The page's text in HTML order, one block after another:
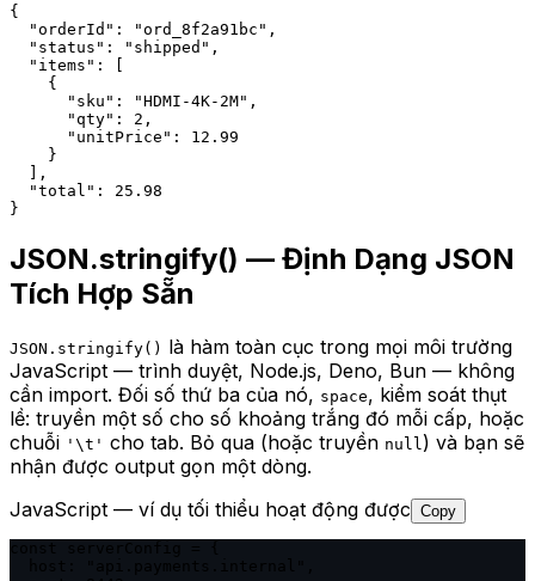
{
  "orderId": "ord_8f2a91bc",
  "status": "shipped",
  "items": [
    {
      "sku": "HDMI-4K-2M",
      "qty": 2,
      "unitPrice": 12.99
    }
  ],
  "total": 25.98
}
JSON.stringify() — Định Dạng JSON
Tích Hợp Sẵn
JSON.stringify() là hàm toàn cục trong mọi môi trường
JavaScript — trình duyệt, Node.js, Deno, Bun — không
cần import. Đối số thứ ba của nó, space, kiểm soát thụt
lề: truyền một số cho số khoảng trắng đó mỗi cấp, hoặc
chuỗi '\t' cho tab. Bỏ qua (hoặc truyền null ) và bạn sẽ
nhận được output gọn một dòng.
JavaScript — ví dụ tối thiểu hoạt động được Copy